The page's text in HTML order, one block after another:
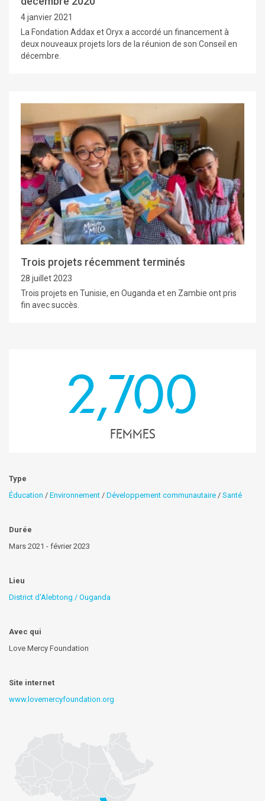
4 janvier 2021
La Fondation Addax et Oryx a accordé un financement à
deux nouveaux projets lors de la réunion de son Conseil en
décembre.
Trois projets récemment terminés
28 juillet 2023
Trois projets en Tunisie, en Ouganda et en Zambie ont pris
fin avec succès.
2,700
Femmes
Type
Éducation / Environnement / Développement communautaire / Santé
Durée
Mars 2021 - février 2023
Lieu
District d'Alebtong / Ouganda
Avec qui
Love Mercy Foundation
Site internet
www.lovemercyfoundation.org